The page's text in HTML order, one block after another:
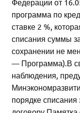
Федерации от
программа по
ставке 2 %,
списания суммы
сохранении не
— Программа).В
наблюдения,
порядке